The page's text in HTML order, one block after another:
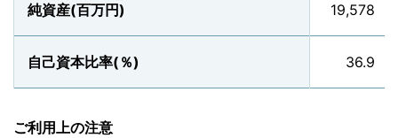
純資産(百万円) 19,578
自己資本比率(％) 36.9
ご利用上の注意